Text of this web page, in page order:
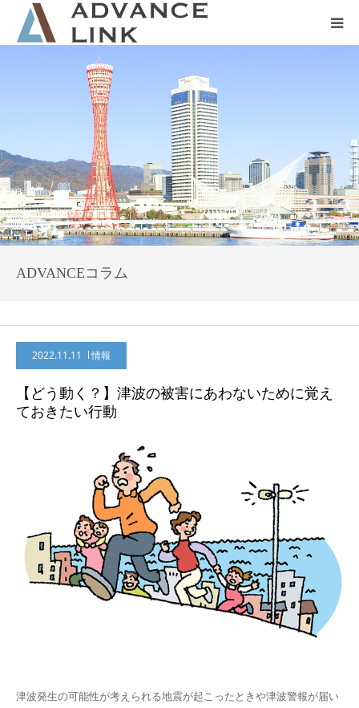
ADVANCEコラム
2022.11.11 情報
【どう動く？】津波の被害にあわないために覚え
ておきたい行動
津波発生の可能性が考えられる地震が起こったときや津波警報が届い
会社概要
ネット保険
事業保険